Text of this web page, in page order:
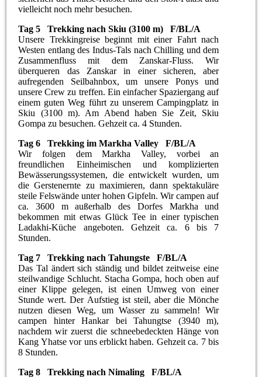
vielleicht noch mehr besuchen.
Tag 5 Trekking nach Skiu (3100 m) F/BL/A
Unsere Trekkingreise beginnt mit einer Fahrt nach
Westen entlang des Indus-Tals nach Chilling und dem
Zusammenfluss mit dem Zanskar-Fluss. Wir
überqueren das Zanskar in einer sicheren, aber
aufregenden Seilbahnbox, um unsere Ponys und
unsere Crew zu treffen. Ein einfacher Spaziergang auf
einem guten Weg führt zu unserem Campingplatz in
Skiu (3100 m). Am Abend haben Sie Zeit, Skiu
Gompa zu besuchen. Gehzeit ca. 4 Stunden.
Tag 6 Trekking im Markha Valley F/BL/A
Wir folgen dem Markha Valley, vorbei an
freundlichen Einheimischen und komplizierten
Bewässerungssystemen, die entwickelt wurden, um
die Gerstenernte zu maximieren, dann spektakuläre
steile Felswände unter hohen Gipfeln. Wir campen auf
ca. 3600 m außerhalb des Dorfes Markha und
bekommen mit etwas Glück Tee in einer typischen
Ladakhi-Küche angeboten. Gehzeit ca. 6 bis 7
Stunden.
Tag 7 Trekking nach Tahungste F/BL/A
Das Tal ändert sich ständig und bildet zeitweise eine
steilwandige Schlucht. Stacha Gompa, hoch oben auf
einer Klippe gelegen, ist einen Umweg von einer
Stunde wert. Der Aufstieg ist steil, aber die Mönche
nutzen diesen Weg, um Wasser zu sammeln! Wir
campen hinter Hankar bei Tahungtse (3940 m),
nachdem wir zuerst die schneebedeckten Hänge von
Kang Yhatse vor uns erblickt haben. Gehzeit ca. 7 bis
8 Stunden.
Tag 8 Trekking nach Nimaling F/BL/A